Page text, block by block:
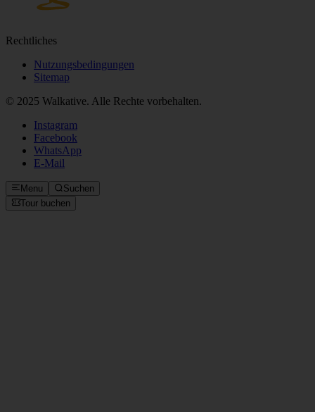
Rechtliches
Nutzungsbedingungen
Sitemap
© 2025 Walkative. Alle Rechte vorbehalten.
Instagram
Facebook
WhatsApp
E‑Mail
Menu
Suchen
Tour buchen